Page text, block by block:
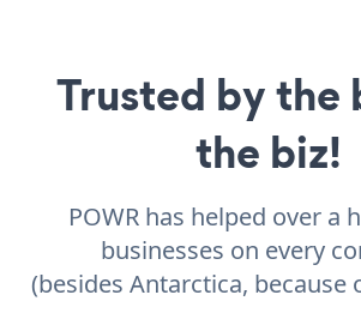
Trusted by the
the biz!
POWR has helped over a
businesses on every
(besides Antarctica, because